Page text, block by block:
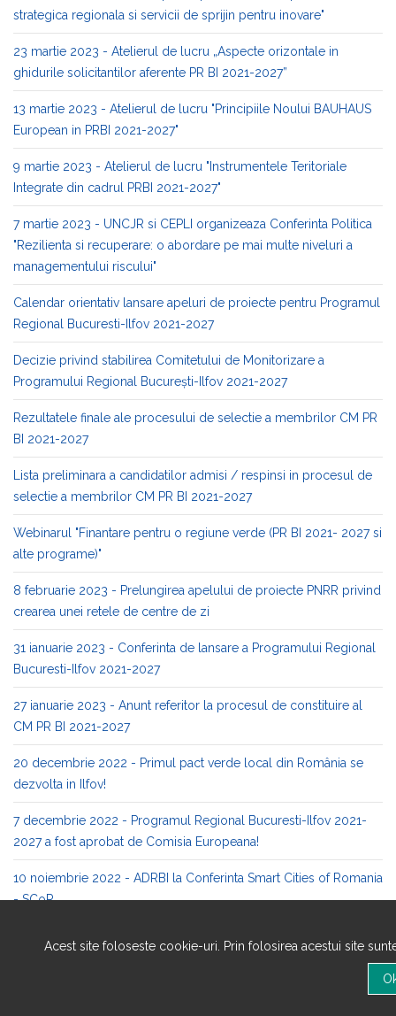
strategica regionala si servicii de sprijin pentru inovare"
23 martie 2023 - Atelierul de lucru „Aspecte orizontale in
ghidurile solicitantilor aferente PR BI 2021-2027”
13 martie 2023 - Atelierul de lucru "Principiile Noului BAUHAUS
European in PRBI 2021-2027"
9 martie 2023 - Atelierul de lucru "Instrumentele Teritoriale
Integrate din cadrul PRBI 2021-2027"
7 martie 2023 - UNCJR si CEPLI organizeaza Conferinta Politica
"Rezilienta si recuperare: o abordare pe mai multe niveluri a
managementului riscului"
Calendar orientativ lansare apeluri de proiecte pentru Programul
Regional Bucuresti-Ilfov 2021-2027
Decizie privind stabilirea Comitetului de Monitorizare a
Programului Regional București-Ilfov 2021-2027
Rezultatele finale ale procesului de selectie a membrilor CM PR
BI 2021-2027
Lista preliminara a candidatilor admisi / respinsi in procesul de
selectie a membrilor CM PR BI 2021-2027
Webinarul "Finantare pentru o regiune verde (PR BI 2021- 2027 si
alte programe)"
8 februarie 2023 - Prelungirea apelului de proiecte PNRR privind
crearea unei retele de centre de zi
31 ianuarie 2023 - Conferinta de lansare a Programului Regional
Bucuresti-Ilfov 2021-2027
27 ianuarie 2023 - Anunt referitor la procesul de constituire al
CM PR BI 2021-2027
20 decembrie 2022 - Primul pact verde local din România se
dezvolta in Ilfov!
7 decembrie 2022 - Programul Regional Bucuresti-Ilfov 2021-
2027 a fost aprobat de Comisia Europeana!
10 noiembrie 2022 - ADRBI la Conferinta Smart Cities of Romania
- SCoR
Acest site foloseste cookie-uri. Prin folosirea acestui site